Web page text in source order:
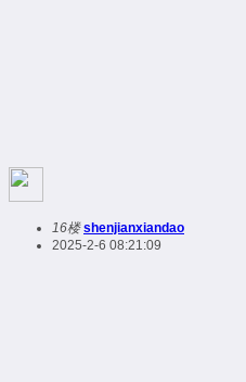
16楼 shenjianxiandao
2025-2-6 08:21:09